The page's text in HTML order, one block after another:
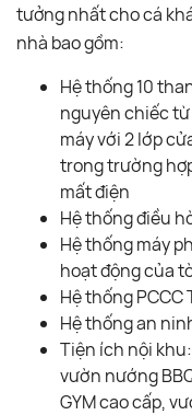
tưởng nhất cho cá
nhà bao gồm:
Hệ thống 10
nguyên chiếc
máy với 2 lớp
trong trường
mất điện
Hệ thống điều
Hệ thống máy
hoạt động của
Hệ thống
Hệ thống an
Tiện ích nội
vườn nướng
GYM cao cấp,